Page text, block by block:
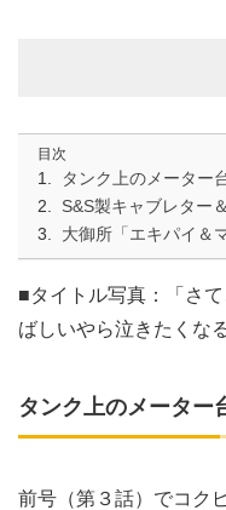
目次
タンク上のメーター
S&S製キャブレター
大御所「エキパイ＆
■タイトル写真：「さ
ばしいやら泣きたくな
タンク上のメーター
前号（第３話）でコク